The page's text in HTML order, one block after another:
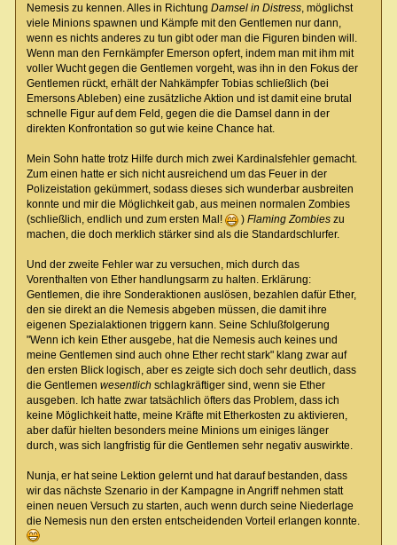
Nemesis zu kennen. Alles in Richtung Damsel in Distress, möglichst
viele Minions spawnen und Kämpfe mit den Gentlemen nur dann,
wenn es nichts anderes zu tun gibt oder man die Figuren binden will.
Wenn man den Fernkämpfer Emerson opfert, indem man mit ihm mit
voller Wucht gegen die Gentlemen vorgeht, was ihn in den Fokus der
Gentlemen rückt, erhält der Nahkämpfer Tobias schließlich (bei
Emersons Ableben) eine zusätzliche Aktion und ist damit eine brutal
schnelle Figur auf dem Feld, gegen die die Damsel dann in der
direkten Konfrontation so gut wie keine Chance hat.
Mein Sohn hatte trotz Hilfe durch mich zwei Kardinalsfehler gemacht.
Zum einen hatte er sich nicht ausreichend um das Feuer in der
Polizeistation gekümmert, sodass dieses sich wunderbar ausbreiten
konnte und mir die Möglichkeit gab, aus meinen normalen Zombies
(schließlich, endlich und zum ersten Mal!
) Flaming Zombieszu
machen, die doch merklich stärker sind als die Standardschlurfer.
Und der zweite Fehler war zu versuchen, mich durch das
Vorenthalten von Ether handlungsarm zu halten. Erklärung:
Gentlemen, die ihre Sonderaktionen auslösen, bezahlen dafür Ether,
den sie direkt an die Nemesis abgeben müssen, die damit ihre
eigenen Spezialaktionen triggern kann. Seine Schlußfolgerung
"Wenn ich kein Ether ausgebe, hat die Nemesis auch keines und
meine Gentlemen sind auch ohne Ether recht stark" klang zwar auf
den ersten Blick logisch, aber es zeigte sich doch sehr deutlich, dass
die Gentlemen wesentlich schlagkräftiger sind, wenn sie Ether
ausgeben. Ich hatte zwar tatsächlich öfters das Problem, dass ich
keine Möglichkeit hatte, meine Kräfte mit Etherkosten zu aktivieren,
aber dafür hielten besonders meine Minions um einiges länger
durch, was sich langfristig für die Gentlemen sehr negativ auswirkte.
Nunja, er hat seine Lektion gelernt und hat darauf bestanden, dass
wir das nächste Szenario in der Kampagne in Angriff nehmen statt
einen neuen Versuch zu starten, auch wenn durch seine Niederlage
die Nemesis nun den ersten entscheidenden Vorteil erlangen konnte.